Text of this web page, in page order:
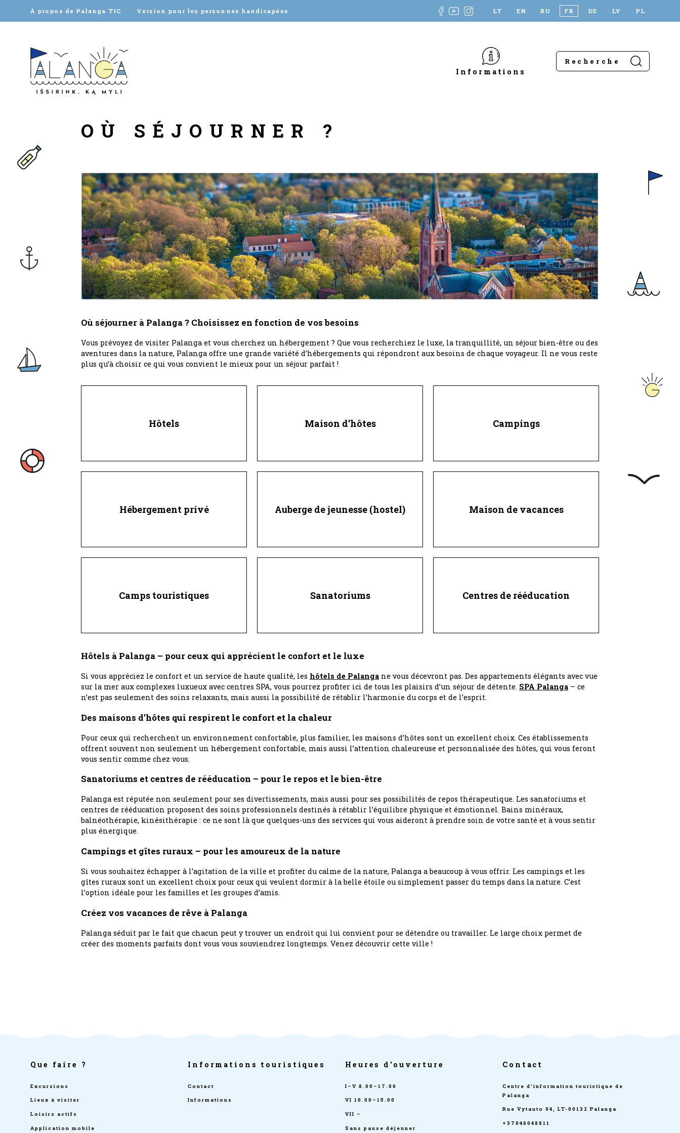
À propos de Palanga TIC Version pour les personnes handicapées LT EN RU FR DE LV PL
Informations
OÙ SÉJOURNER ?
Où séjourner à Palanga ? Choisissez en fonction de vos besoins
Vous prévoyez de visiter Palanga et vous cherchez un hébergement ? Que vous recherchiez le luxe, la tranquillité, un séjour bien-être ou des
aventures dans la nature, Palanga offre une grande variété d’hébergements qui répondront aux besoins de chaque voyageur. Il ne vous reste
plus qu’à choisir ce qui vous convient le mieux pour un séjour parfait !
Hôtels Maison d’hôtes Campings
Hébergement privé Auberge de jeunesse (hostel) Maison de vacances
Camps touristiques Sanatoriums Centres de rééducation
Hôtels à Palanga – pour ceux qui apprécient le confort et le luxe
Si vous appréciez le confort et un service de haute qualité, les hôtels de Palanga ne vous décevront pas. Des appartements élégants avec vue
sur la mer aux complexes luxueux avec centres SPA, vous pourrez profiter ici de tous les plaisirs d’un séjour de détente. SPA Palanga – ce
n’est pas seulement des soins relaxants, mais aussi la possibilité de rétablir l’harmonie du corps et de l’esprit.
Des maisons d’hôtes qui respirent le confort et la chaleur
Pour ceux qui recherchent un environnement confortable, plus familier, les maisons d’hôtes sont un excellent choix. Ces établissements
offrent souvent non seulement un hébergement confortable, mais aussi l’attention chaleureuse et personnalisée des hôtes, qui vous feront
vous sentir comme chez vous.
Sanatoriums et centres de rééducation – pour le repos et le bien-être
Palanga est réputée non seulement pour ses divertissements, mais aussi pour ses possibilités de repos thérapeutique. Les sanatoriums et
centres de rééducation proposent des soins professionnels destinés à rétablir l’équilibre physique et émotionnel. Bains minéraux,
balnéothérapie, kinésithérapie : ce ne sont là que quelques-uns des services qui vous aideront à prendre soin de votre santé et à vous sentir
plus énergique.
Campings et gîtes ruraux – pour les amoureux de la nature
Si vous souhaitez échapper à l’agitation de la ville et profiter du calme de la nature, Palanga a beaucoup à vous offrir. Les campings et les
gîtes ruraux sont un excellent choix pour ceux qui veulent dormir à la belle étoile ou simplement passer du temps dans la nature. C’est
l’option idéale pour les familles et les groupes d’amis.
Créez vos vacances de rêve à Palanga
Palanga séduit par le fait que chacun peut y trouver un endroit qui lui convient pour se détendre ou travailler. Le large choix permet de
créer des moments parfaits dont vous vous souviendrez longtemps. Venez découvrir cette ville !
Que faire ?
Excursions
Lieux à visiter
Loisirs actifs
Application mobile
Informations touristiques
Contact
Informations
Heures d'ouverture
I–V 8.00–17.00
VI 10.00–15.00
VII –
Sans pause déjeuner
Contact
Centre d’information touristique de
Palanga
Rue Vytauto 94, LT-00132 Palanga
+37046048811